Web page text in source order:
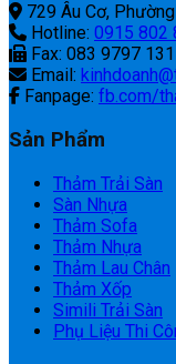
729 Âu Cơ,
Hotline: 0915 802
Fax: 083 9797 131
Email:
Fanpage: fb.com/
Sản Phẩm
Thảm Trải Sàn
Sàn Nhựa
Thảm Sofa
Thảm Nhựa
Thảm Lau Chân
Thảm Xốp
Simili Trải Sàn
Phụ Liệu Thi